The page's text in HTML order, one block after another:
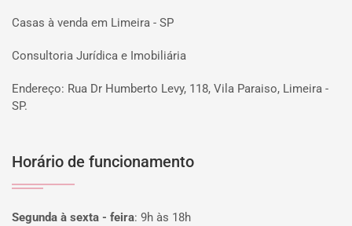
Casas à venda em Limeira - SP
Consultoria Jurídica e Imobiliária
Endereço: Rua Dr Humberto Levy, 118, Vila Paraiso, Limeira -
SP.
Horário de funcionamento
Segunda à sexta - feira: 9h às 18h